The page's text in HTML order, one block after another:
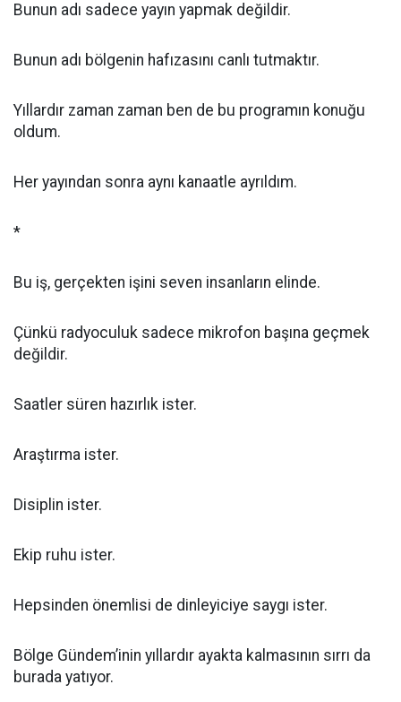
Bunun adı sadece yayın yapmak değildir.
Bunun adı bölgenin hafızasını canlı tutmaktır.
Yıllardır zaman zaman ben de bu programın konuğu
oldum.
Her yayından sonra aynı kanaatle ayrıldım.
*
Bu iş, gerçekten işini seven insanların elinde.
Çünkü radyoculuk sadece mikrofon başına geçmek
değildir.
Saatler süren hazırlık ister.
Araştırma ister.
Disiplin ister.
Ekip ruhu ister.
Hepsinden önemlisi de dinleyiciye saygı ister.
Bölge Gündem’inin yıllardır ayakta kalmasının sırrı da
burada yatıyor.